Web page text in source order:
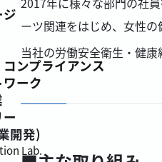
ンプライアンス
ーク
開発)
Lab.
ーツ関連をはじめ、女性の
当社の労働安全衛生・健康